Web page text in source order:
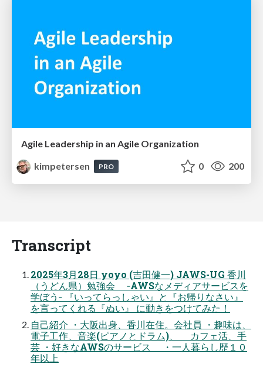
Agile Leadership in an Agile Organization
kimpetersen
PRO 0 200
Transcript
2025年3月28日 yoyo (吉田健一) JAWS-UG 香川
（うどん県）勉強会 ‐AWSなメディアサービスを
学ぼう‐ 『いってらっしゃい』と『お帰りなさい』
を言ってくれる『ぬい』 に動きをつけてみた！
自己紹介 ・大阪出身、香川在住。会社員 ・趣味は、
電子工作、音楽(ピアノとドラム)、 カフェ活、手
芸 ・好きなAWSのサービス ・一人暮らし歴１０
年以上